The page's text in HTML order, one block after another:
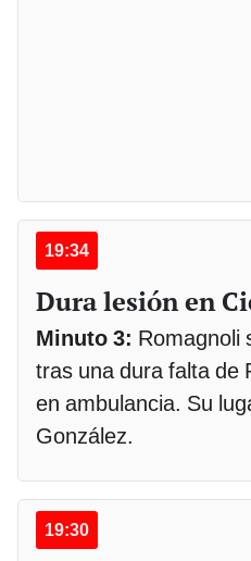
19:34
Dura lesión en
Minuto 3: Romagnoli
tras una dura falta de
en ambulancia. Su
González.
19:30